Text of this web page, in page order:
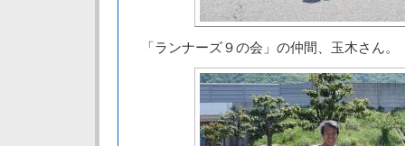
「ランナーズ９の会」の仲間、玉木さん。